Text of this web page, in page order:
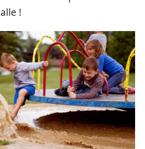
!